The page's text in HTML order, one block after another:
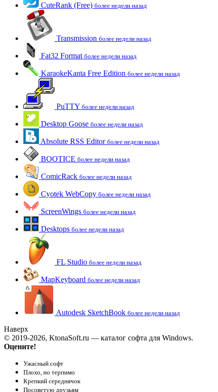
CuteRank (Free) более недели назад
Transmission более недели назад
Fat32 Format более недели назад
KaraokeKanta Free Edition более недели назад
PuTTY более недели назад
Desktop Goose более недели назад
Absolute RSS Editor более недели назад
BOOTICE более недели назад
ComicRack более недели назад
Cyotek WebCopy более недели назад
ScreenWings более недели назад
Desktops более недели назад
FL Studio более недели назад
MapKeyboard более недели назад
Autodesk SketchBook более недели назад
Наверх
© 2019-2026, KtonaSoft.ru — каталог софта для Windows.
Оцените!
Ужасный софт
Плохо, но терпимо
Крепкий середнячок
Посоветую друзьям